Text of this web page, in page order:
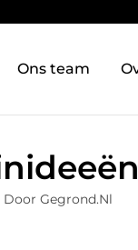
Ons team
Door Gegrond.nl